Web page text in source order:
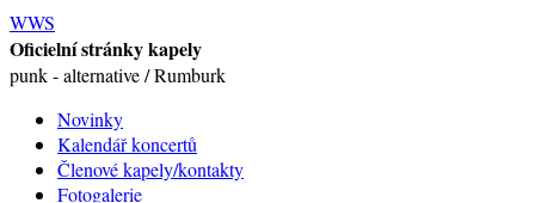
WWS
Oficielní stránky kapely
punk - alternative / Rumburk
Novinky
Kalendář koncertů
Členové kapely/kontakty
Fotogalerie